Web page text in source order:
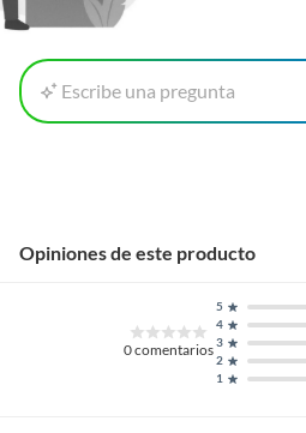
Escribe una pregunta
Opiniones de este producto
0comentarios
1
2
3
4
5